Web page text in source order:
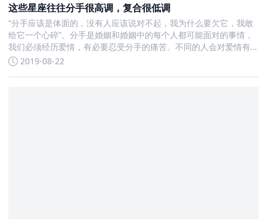
这些星座往往分手很高调，复合很低调
“分手应该是体面的，没有人应该说对不起，我为什么要欠它，我敢
给它一个心碎”。分手是婚姻和婚姻中的每个人都可能面对的事情，
我们必须经历爱情，有必要忍受分手的痛苦。不同的人会对爱情有
不同的态度
2019-08-22